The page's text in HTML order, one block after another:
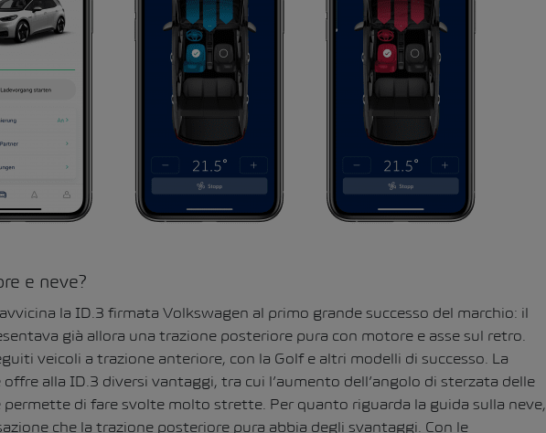
e neve?
la ID.3 firmata Volkswagen al primo grande successo del marchio: il
già allora una trazione posteriore pura con motore e asse sul retro.
veicoli a trazione anteriore, con la Golf e altri modelli di successo. La
alla ID.3 diversi vantaggi, tra cui l’aumento dell’angolo di sterzata delle
di fare svolte molto strette. Per quanto riguarda la guida sulla neve,
che la trazione posteriore pura abbia degli svantaggi. Con le